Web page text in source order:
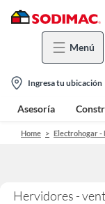
Menú
location-
icon
Ingresa tu ubicación
Asesoría
Home Electrohogar -
Hervidores -